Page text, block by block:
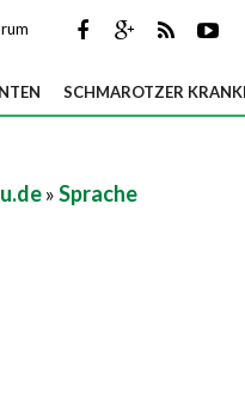
SCHMAROTZER
»Sprache